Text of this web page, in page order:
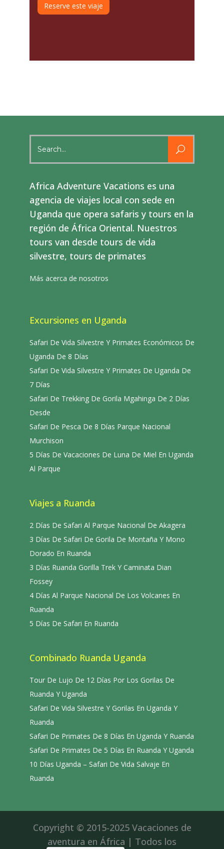
Reserve este viaje
for:
Africa Adventure Vacations es una
agencia de viajes local con sede en
Uganda que opera safaris y tours en la
región de África Oriental. Nuestros
tours van desde tours de vida
silvestre, tours de primates
Más acerca de nosotros
Excursiones en Uganda
Safari De Vida Silvestre Y Primates Económicos De
Uganda De 8 Días
Safari De Vida Silvestre Y Primates De Uganda De
7 Días
Safari De Trekking De Gorila Mgahinga De 2 Días
Desde
Safari De Pesca De 8 Días Parque Nacional
Murchison
5 Días De Vacaciones De Luna De Miel En Uganda
Al Parque
Viajes a Ruanda
2 Días De Safari Al Parque Nacional De Akagera
3 Días De Safari De Gorila De Montaña Y Mono
Dorado En Ruanda
3 Días Ruanda Gorilla Trek Y Caminata Dian
Fossey
4 Días Al Parque Nacional De Los Volcanes En
Ruanda
5 Días De Safari En Ruanda
Combinado Ruanda Uganda
Tour De Lujo De 12 Días Por Los Gorilas De
Ruanda Y Uganda
Safari De Vida Silvestre Y Gorilas En Uganda Y
Ruanda
Safari De Primates De 8 Días En Uganda Y Ruanda
Safari De Primates De 5 Días En Ruanda Y Uganda
10 Días Uganda – Safari De Vida Salvaje En
Ruanda
Copyright © 2015-2025 Vacaciones de
aventura en África | Todos los